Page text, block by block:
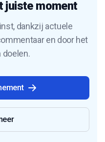
juiste moment
dankzij actuele
en door het
doelen.